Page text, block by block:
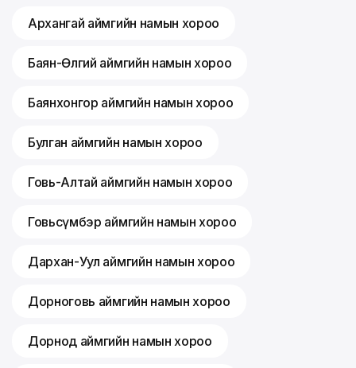
Архангай аймгийн намын хороо
Баян-Өлгий аймгийн намын хороо
Баянхонгор аймгийн намын хороо
Булган аймгийн намын хороо
Говь-Алтай аймгийн намын хороо
Говьсүмбэр аймгийн намын хороо
Дархан-Уул аймгийн намын хороо
Дорноговь аймгийн намын хороо
Дорнод аймгийн намын хороо